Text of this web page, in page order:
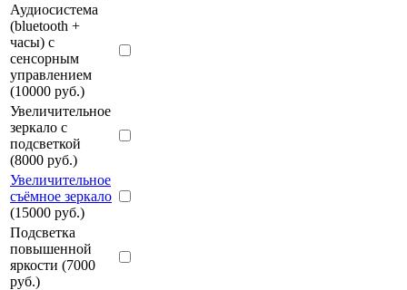
Аудиосистема
(bluetooth +
часы) с
сенсорным
управлением
(10000 руб.)
Увеличительное
зеркало с
подсветкой
(8000 руб.)
Увеличительное
съёмное зеркало
(15000 руб.)
Подсветка
повышенной
яркости (7000
руб.)